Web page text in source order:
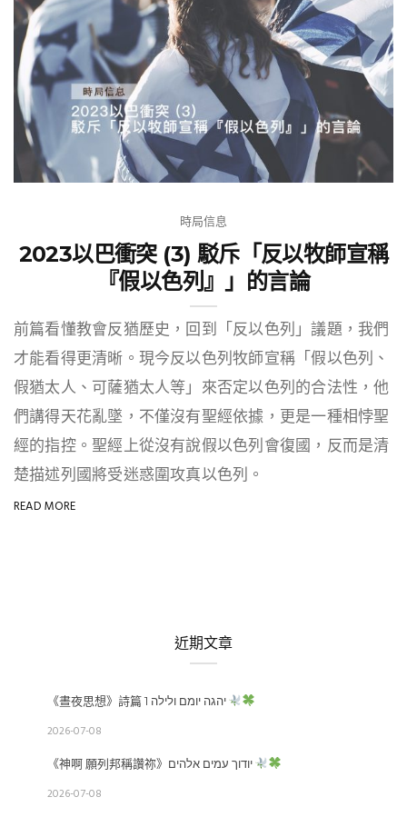
時局信息
2023以巴衝突 (3) 駁斥「反以牧師宣稱
『假以色列』」的言論
前篇看懂教會反猶歷史，回到「反以色列」議題，我們
才能看得更清晰。現今反以色列牧師宣稱「假以色列、
假猶太人、可薩猶太人等」來否定以色列的合法性，他
們講得天花亂墜，不僅沒有聖經依據，更是一種相悖聖
經的指控。聖經上從沒有說假以色列會復國，反而是清
楚描述列國將受迷惑圍攻真以色列。
READ MORE
近期文章
《晝夜思想》詩篇 1 יהגה יומם ולילה
2026-07-08
《神啊 願列邦稱讚祢》יודוך עמים אלהים
2026-07-08